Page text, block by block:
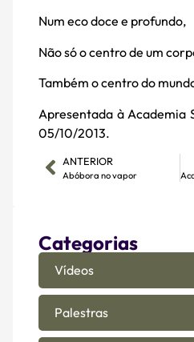
Num eco doce e profundo,
Não só o centro de um
Também o centro do
Apresentada à Academia
05/10/2013.
ANTERIOR
Abóbora no vapor
Categorias
Vídeos
Palestras